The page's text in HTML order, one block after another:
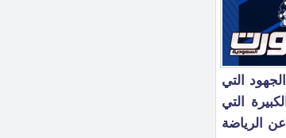
التي
التي
الرياضة